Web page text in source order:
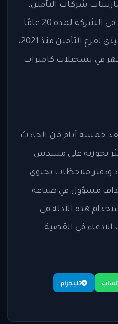
شركات التأمين.
تومبسون، الذي كان يعمل في الشركة لمدة 20 عامًا
وتولى منصب الرئيس التنفيذي لفرع التأمين منذ 2021،
في تسجيلات كاميرات
خمسة أيام من الحادث
عثر بحوزته على مسدس
ودفتر ملاحظات يحتوي
مسؤول في صناعة
هذه الأدلة في
في القضية.
تليجرام